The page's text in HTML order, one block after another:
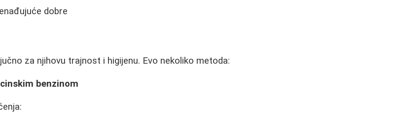
dobre
za njihovu trajnost i higijenu. Evo nekoliko metoda:
benzinom